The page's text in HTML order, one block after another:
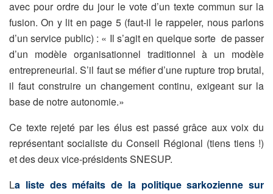
avec pour ordre du jour le vote d’un texte commun sur la
fusion. On y lit en page 5 (faut-il le rappeler, nous parlons
d’un service public) : « Il s’agit en quelque sorte de passer
d’un modèle organisationnel traditionnel à un modèle
entrepreneurial. S’il faut se méfier d’une rupture trop brutal,
il faut construire un changement continu, exigeant sur la
base de notre autonomie.»
Ce texte rejeté par les élus est passé grâce aux voix du
représentant socialiste du Conseil Régional (tiens tiens !)
et des deux vice-présidents SNESUP.
La liste des méfaits de la politique sarkozienne sur